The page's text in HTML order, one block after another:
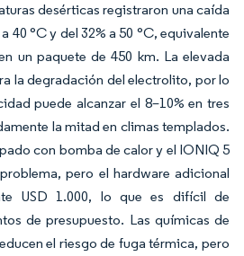
desérticas registraron una caída
40 °C y del 32% a 50 °C, equivalente
un paquete de 450 km. La elevada
la degradación del electrolito, por lo
puede alcanzar el 8–10% en tres
la mitad en climas templados.
con bomba de calor y el IONIQ 5
pero el hardware adicional
USD 1.000, lo que es difícil de
de presupuesto. Las químicas de
el riesgo de fuga térmica, pero